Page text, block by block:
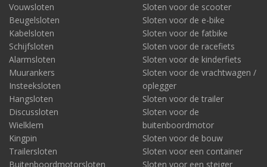
Vouwsloten
Beugelsloten
Kabelsloten
Schijfsloten
Alarmsloten
Muurankers
Insteeksloten
Hangsloten
Discussloten
Wielklem
Kingpin
Trailersloten
Buitenboordmotorsloten
Sloten voor de scooter
Sloten voor de e-bike
Sloten voor de fatbike
Sloten voor de racefiets
Sloten voor de kinderfiets
Sloten voor de vrachtwagen /
oplegger
Sloten voor de trailer
Sloten voor de
buitenboordmotor
Sloten voor de bouw
Sloten voor een container
Sloten voor een steiger